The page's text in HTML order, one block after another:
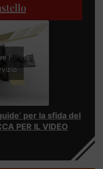
i
per la sfida del
PER IL VIDEO